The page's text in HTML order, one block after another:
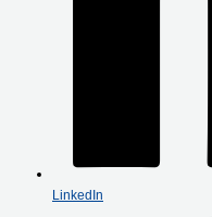
LinkedIn